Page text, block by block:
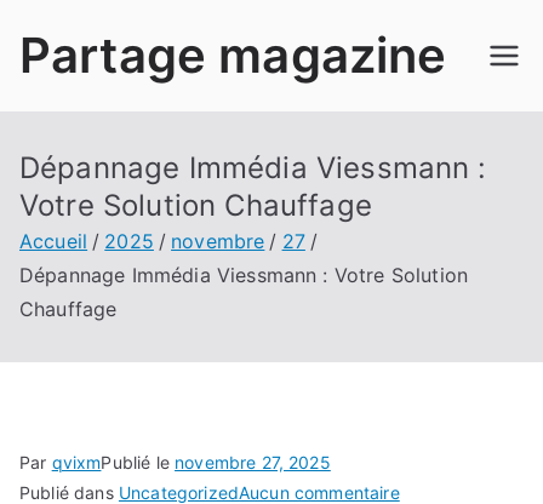
Partage magazine
Dépannage Immédia Viessmann :
Votre Solution Chauffage
Accueil 2025 novembre
27
Dépannage Immédia Viessmann : Votre Solution
Chauffage
Par qvixmPublié le novembre 27, 2025
Publié dans UncategorizedAucun commentairesur